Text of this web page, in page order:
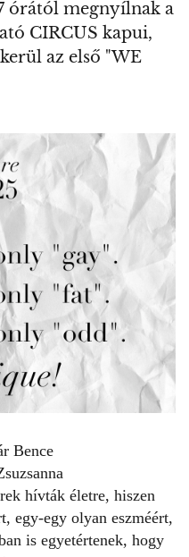
órától megnyílnak a
CIRCUS kapui,
az első "WE
Bence
hívták életre, hiszen
egy-egy olyan eszméért,
is egyetértenek, hogy